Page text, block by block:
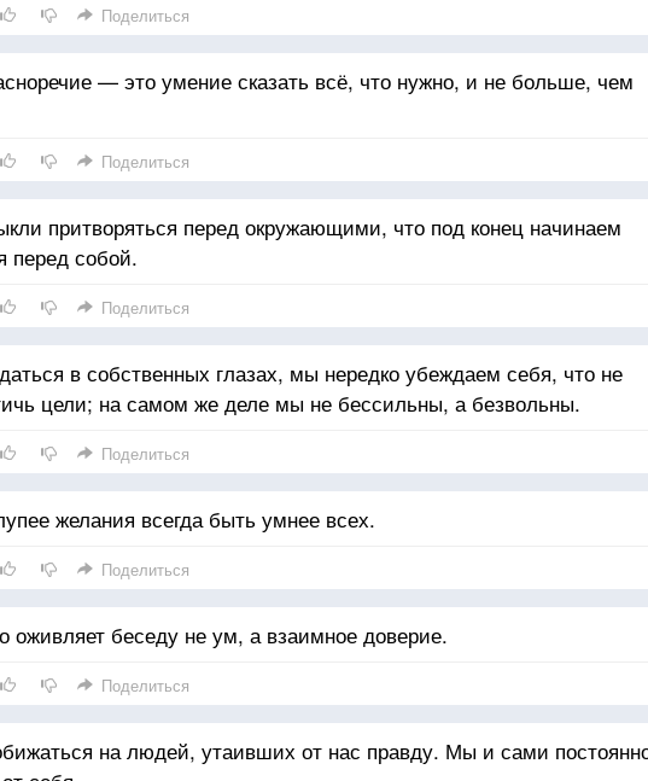
Поделиться
— это умение сказать всё, что нужно, и не больше, чем
Поделиться
притворяться перед окружающими, что под конец начинаем
перед собой.
Поделиться
в собственных глазах, мы нередко убеждаем себя, что не
цели; на самом же деле мы не бессильны, а безвольны.
Поделиться
желания всегда быть умнее всех.
Поделиться
оживляет беседу не ум, а взаимное доверие.
Поделиться
на людей, утаивших от нас правду. Мы и сами